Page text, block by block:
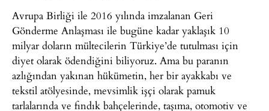
Avrupa Birliği ile 2016 yılında imzalanan Geri
Gönderme Anlaşması ile bugüne kadar yaklaşık 10
milyar doların mültecilerin Türkiye’de tutulması için
diyet olarak ödendiğini biliyoruz. Ama bu paranın
azlığından yakınan hükümetin, her bir ayakkabı ve
tekstil atölyesinde, mevsimlik işçi olarak pamuk
tarlalarında ve fındık bahçelerinde, taşıma, otomotiv ve